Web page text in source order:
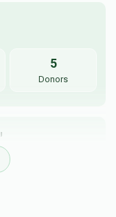
5
Donors